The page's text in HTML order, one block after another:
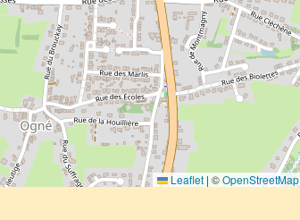
Leaflet | ©OpenStreetMap